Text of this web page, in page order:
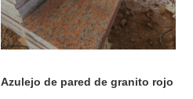
Azulejo de pared de granito rojo